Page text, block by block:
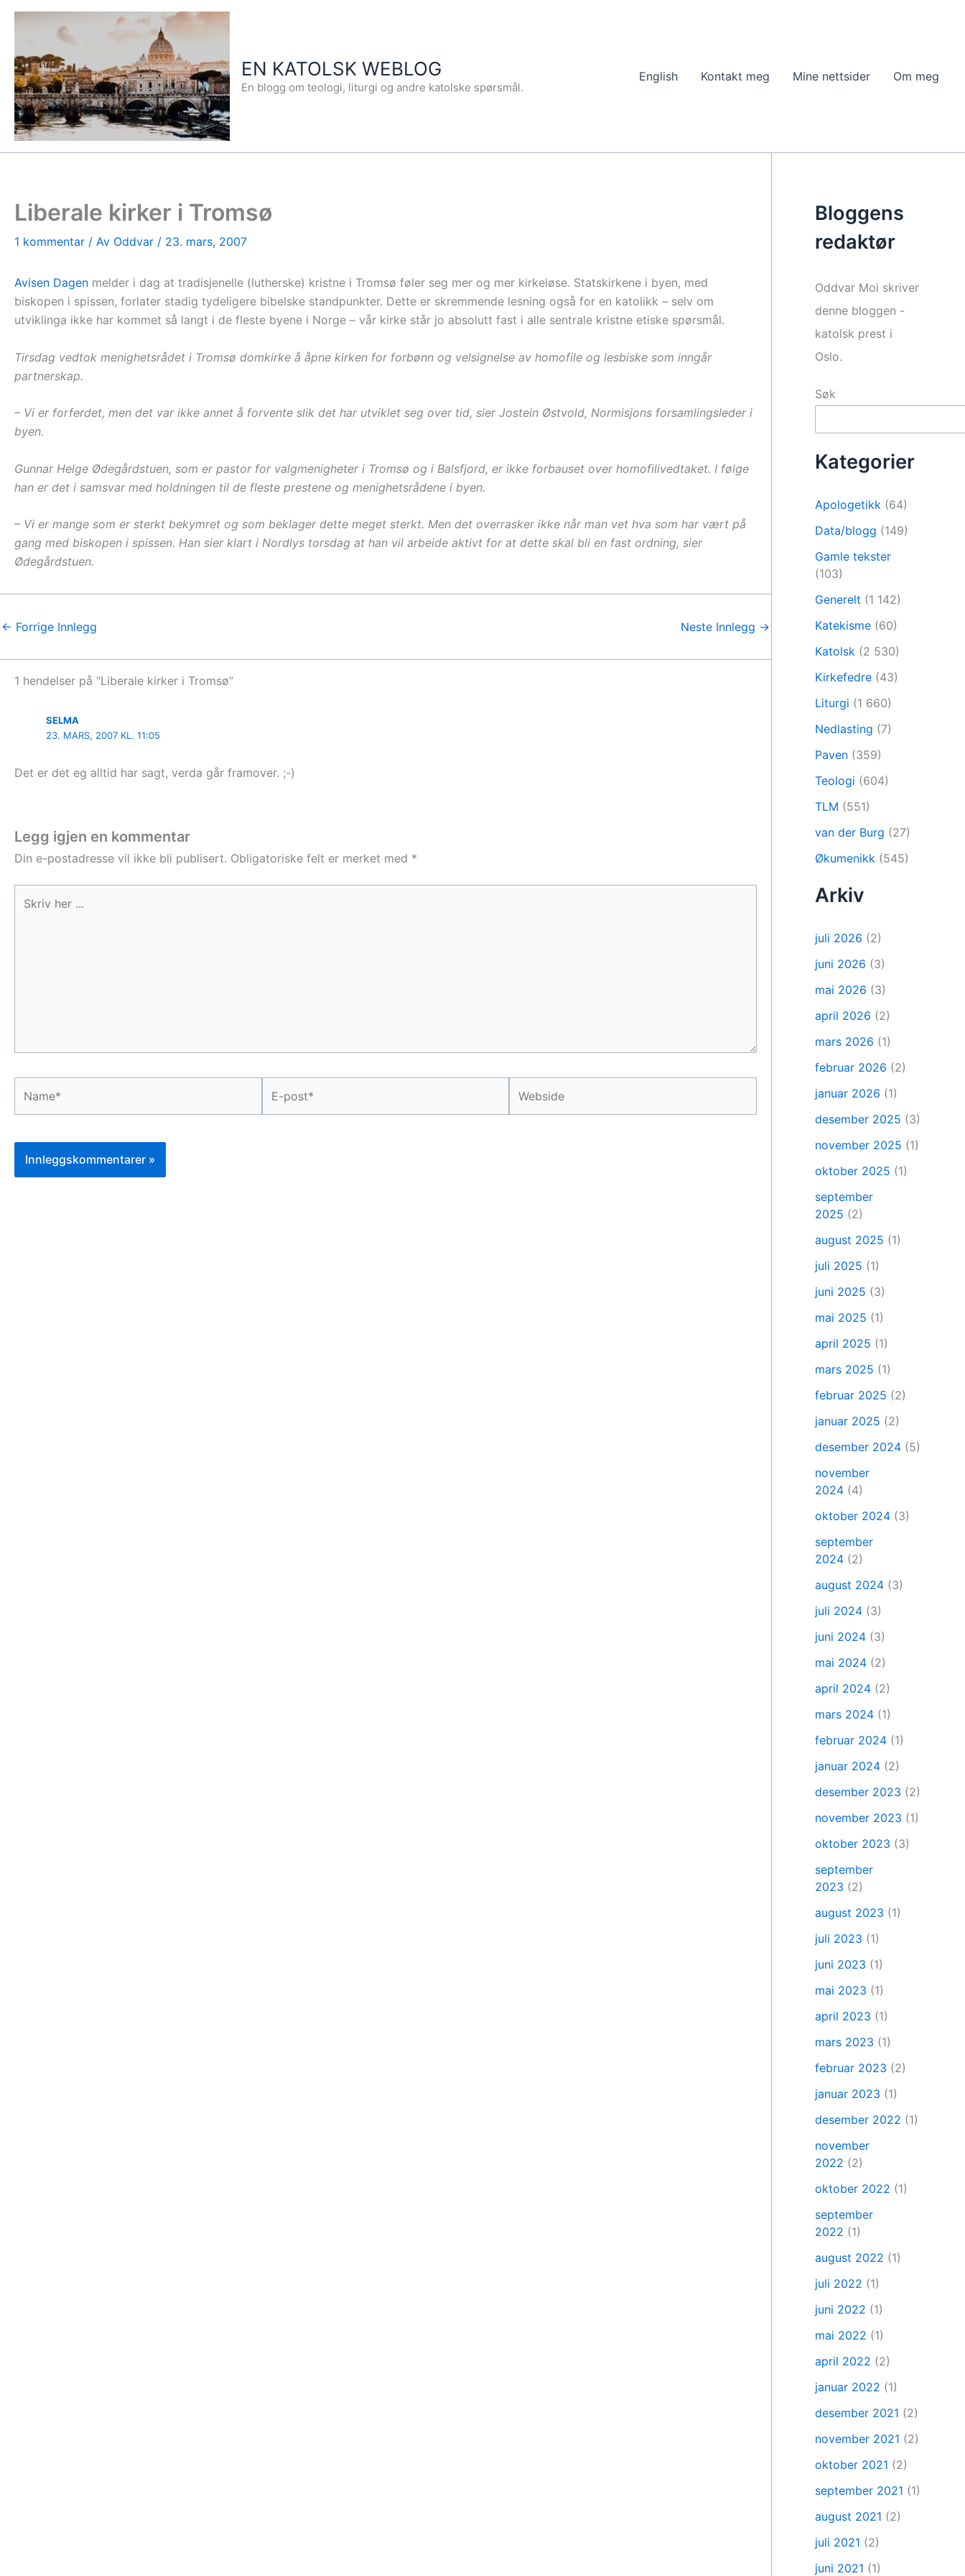
Hopp
innholdet
EN KATOLSK WEBLOG
En blogg om teologi, liturgi og andre katolske spørsmål.
English Kontakt meg Mine nettsider Om meg
Liberale kirker i Tromsø
1 kommentar / Av Oddvar / 23. mars, 2007
Avisen Dagen melder i dag at tradisjenelle (lutherske) kristne i Tromsø føler seg mer og mer kirkeløse. Statskirkene i byen, med
biskopen i spissen, forlater stadig tydeligere bibelske standpunkter. Dette er skremmende lesning også for en katolikk – selv om
utviklinga ikke har kommet så langt i de fleste byene i Norge – vår kirke står jo absolutt fast i alle sentrale kristne etiske spørsmål.
Tirsdag vedtok menighetsrådet i Tromsø domkirke å åpne kirken for forbønn og velsignelse av homofile og lesbiske som inngår
partnerskap.
– Vi er forferdet, men det var ikke annet å forvente slik det har utviklet seg over tid, sier Jostein Østvold, Normisjons forsamlingsleder i
byen.
Gunnar Helge Ødegårdstuen, som er pastor for valgmenigheter i Tromsø og i Balsfjord, er ikke forbauset over homofilivedtaket. I følge
han er det i samsvar med holdningen til de fleste prestene og menighetsrådene i byen.
– Vi er mange som er sterkt bekymret og som beklager dette meget sterkt. Men det overrasker ikke når man vet hva som har vært på
gang med biskopen i spissen. Han sier klart i Nordlys torsdag at han vil arbeide aktivt for at dette skal bli en fast ordning, sier
Ødegårdstuen.
← Forrige Innlegg Neste Innlegg →
1 hendelser på “Liberale kirker i Tromsø”
SELMA
23. MARS, 2007 KL. 11:05
Det er det eg alltid har sagt, verda går framover. ;-)
Legg igjen en kommentar
Din e-postadresse vil ikke bli publisert. Obligatoriske felt er merket med *
her
post*
Bloggens
redaktør
Oddvar Moi skriver
denne bloggen -
katolsk prest i
Oslo.
Søk
Kategorier
Apologetikk (64)
Data/blogg (149)
Gamle tekster
(103)
Generelt (1 142)
Katekisme (60)
Katolsk (2 530)
Kirkefedre (43)
Liturgi (1 660)
Nedlasting (7)
Paven (359)
Teologi (604)
TLM (551)
van der Burg (27)
Økumenikk (545)
Arkiv
juli 2026 (2)
juni 2026 (3)
mai 2026 (3)
april 2026 (2)
mars 2026 (1)
februar 2026 (2)
januar 2026 (1)
desember 2025 (3)
november 2025 (1)
oktober 2025 (1)
september
2025 (2)
august 2025 (1)
juli 2025 (1)
juni 2025 (3)
mai 2025 (1)
april 2025 (1)
mars 2025 (1)
februar 2025 (2)
januar 2025 (2)
desember 2024 (5)
november
2024 (4)
oktober 2024 (3)
september
2024 (2)
august 2024 (3)
juli 2024 (3)
juni 2024 (3)
mai 2024 (2)
april 2024 (2)
mars 2024 (1)
februar 2024 (1)
januar 2024 (2)
desember 2023 (2)
november 2023 (1)
oktober 2023 (3)
september
2023 (2)
august 2023 (1)
juli 2023 (1)
juni 2023 (1)
mai 2023 (1)
april 2023 (1)
mars 2023 (1)
februar 2023 (2)
januar 2023 (1)
desember 2022 (1)
november
2022 (2)
oktober 2022 (1)
september
2022 (1)
august 2022 (1)
juli 2022 (1)
juni 2022 (1)
mai 2022 (1)
april 2022 (2)
januar 2022 (1)
desember 2021 (2)
november 2021 (2)
oktober 2021 (2)
september 2021 (1)
august 2021 (2)
juli 2021 (2)
juni 2021 (1)